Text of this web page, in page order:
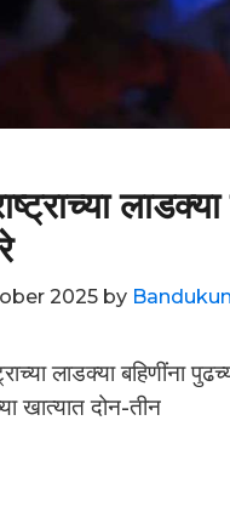
2025 by
लाडक्या बहिणींना
खात्यात दोन-तीन